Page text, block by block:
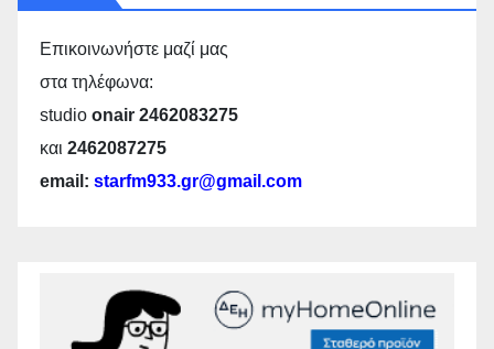
Επικοινωνήστε μαζί μας
στα τηλέφωνα:
studio onair 2462083275
και 2462087275
email: starfm933.gr@gmail.com